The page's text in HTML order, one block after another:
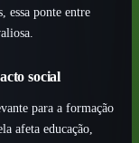
essa ponte entre
social
para a formação
afeta educação,